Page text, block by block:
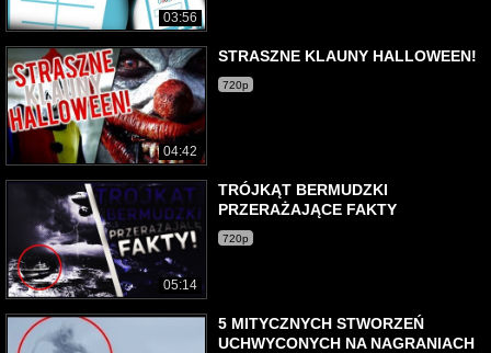
03:56
04:42
STRASZNE KLAUNY HALLOWEEN!
720p
05:14
TRÓJKĄT BERMUDZKI
PRZERAŻAJĄCE FAKTY
720p
5 MITYCZNYCH STWORZEŃ
UCHWYCONYCH NA NAGRANIACH